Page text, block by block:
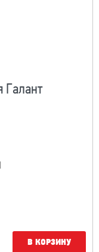
Галант
В КОРЗИНУ